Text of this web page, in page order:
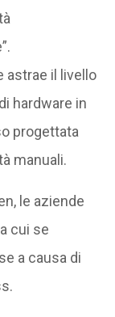
astrae il livello
hardware in
progettata
manuali.
le aziende
cui se
a causa di